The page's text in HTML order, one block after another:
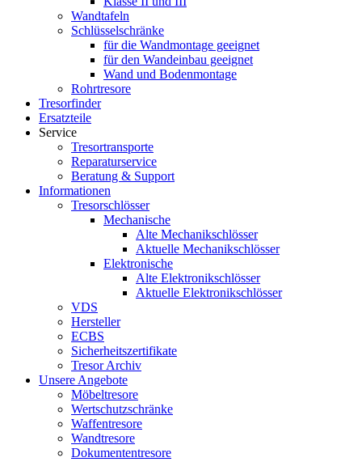
Wandtafeln
Schlüsselschränke
für die Wandmontage geeignet
für den Wandeinbau geeignet
Wand und Bodenmontage
Rohrtresore
Tresorfinder
Ersatzteile
Service
Tresortransporte
Reparaturservice
Beratung & Support
Informationen
Tresorschlösser
Mechanische
Alte Mechanikschlösser
Aktuelle Mechanikschlösser
Elektronische
Alte Elektronikschlösser
Aktuelle Elektronikschlösser
VDS
Hersteller
ECBS
Sicherheitszertifikate
Tresor Archiv
Unsere Angebote
Möbeltresore
Wertschutzschränke
Waffentresore
Wandtresore
Dokumententresore